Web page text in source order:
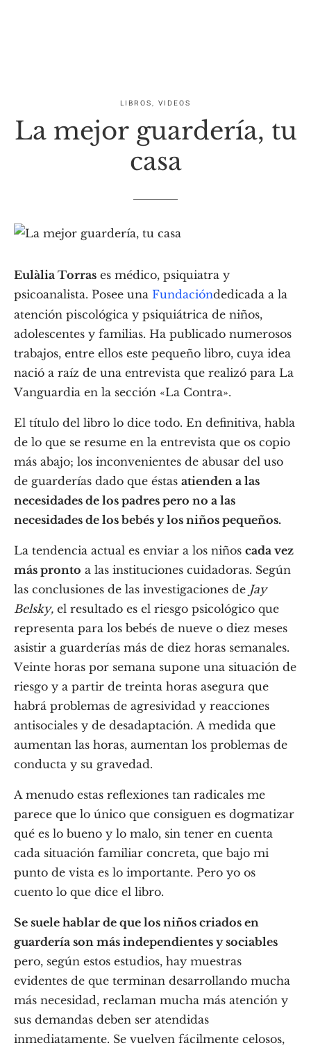
LIBROS, VIDEOS
La mejor guardería, tu
casa
Eulàlia Torras es médico, psiquiatra y
psicoanalista. Posee una Fundacióndedicada a la
atención piscológica y psiquiátrica de niños,
adolescentes y familias. Ha publicado numerosos
trabajos, entre ellos este pequeño libro, cuya idea
nació a raíz de una entrevista que realizó para La
Vanguardia en la sección «La Contra».
El título del libro lo dice todo. En definitiva, habla
de lo que se resume en la entrevista que os copio
más abajo; los inconvenientes de abusar del uso
de guarderías dado que éstas atienden a las
necesidades de los padres pero no a las
necesidades de los bebés y los niños pequeños.
La tendencia actual es enviar a los niños cada vez
más pronto a las instituciones cuidadoras. Según
las conclusiones de las investigaciones de Jay
Belsky, el resultado es el riesgo psicológico que
representa para los bebés de nueve o diez meses
asistir a guarderías más de diez horas semanales.
Veinte horas por semana supone una situación de
riesgo y a partir de treinta horas asegura que
habrá problemas de agresividad y reacciones
antisociales y de desadaptación. A medida que
aumentan las horas, aumentan los problemas de
conducta y su gravedad.
A menudo estas reflexiones tan radicales me
parece que lo único que consiguen es dogmatizar
qué es lo bueno y lo malo, sin tener en cuenta
cada situación familiar concreta, que bajo mi
punto de vista es lo importante. Pero yo os
cuento lo que dice el libro.
Se suele hablar de que los niños criados en
guardería son más independientes y sociables
pero, según estos estudios, hay muestras
evidentes de que terminan desarrollando mucha
más necesidad, reclaman mucha más atención y
sus demandas deben ser atendidas
inmediatamente. Se vuelven fácilmente celosos,